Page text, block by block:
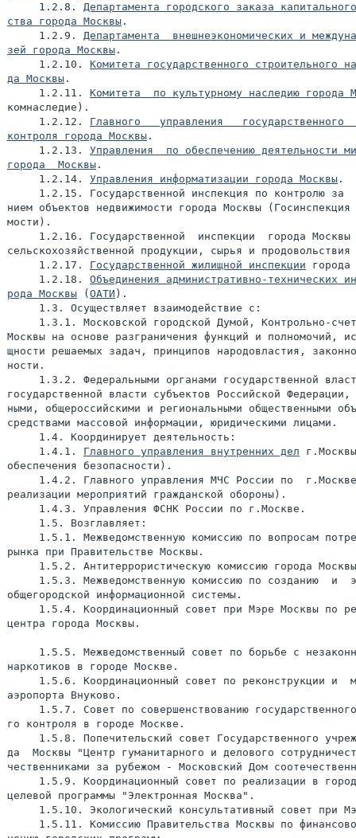
     1.2.8.
Департамента городского заказа
ства города Москвы .
     1.2.9.
Департамента  внешнеэкономических и
зей города Москвы .
     1.2.10.
Комитета государственного строительного
да Москвы .
     1.2.11.
Комитета  по культурному наследию города
комнаследие).
     1.2.12.
Главного   управления   государственного
контроля города Москвы .
     1.2.13.
Управления  по обеспечению деятельности
города  Москвы .
     1.2.14.
Управления информатизации города Москвы .
1.2.15. Государственной инспекция по контролю за
нием объектов недвижимости города Москвы
мости).
1.2.16. Государственной  инспекции  города Москвы
сельскохозяйственной продукции, сырья и
     1.2.17.
Государственной жилищной инспекции города
     1.2.18.
Объединения административно-технических
рода Москвы ( ОАТИ ).
     1.3. Осуществляет взаимодействие с:
1.3.1. Московской городской Думой, Контрольно-
Москвы на основе разграничения функций и полномочий,
щности решаемых задач, принципов народовластия,
ности.
1.3.2. Федеральными органами государственной
государственной власти субъектов Российской Федерации,
ными, общероссийскими и региональными общественными
средствами массовой информации, юридическими лицами.
     1.4. Координирует деятельность:
     1.4.1.
Главного управления внутренних дел
обеспечения безопасности).
1.4.2. Главного управления МЧС России по
реализации мероприятий гражданской обороны).
     1.4.3. Управления ФСНК России по г.Москве.
     1.5. Возглавляет:
1.5.1. Межведомственную комиссию по вопросам
рынка при Правительстве Москвы.
1.5.2. Антитеррористическую комиссию города
1.5.3. Межведомственную комиссию по созданию  и
общегородской информационной системы.
1.5.4. Координационный совет при Мэре Москвы по
центра города Москвы.
1.5.5. Межведомственный совет по борьбе с
наркотиков в городе Москве.
1.5.6. Координационный совет по реконструкции и
аэропорта Внуково.
1.5.7. Совет по совершенствованию
го контроля в городе Москве.
1.5.8. Попечительский совет Государственного
да  Москвы "Центр гуманитарного и делового
чественниками за рубежом - Московский Дом
1.5.9. Координационный совет по реализации в
целевой программы "Электронная Москва".
1.5.10. Экологический консультативный совет при
1.5.11. Комиссию Правительства Москвы по